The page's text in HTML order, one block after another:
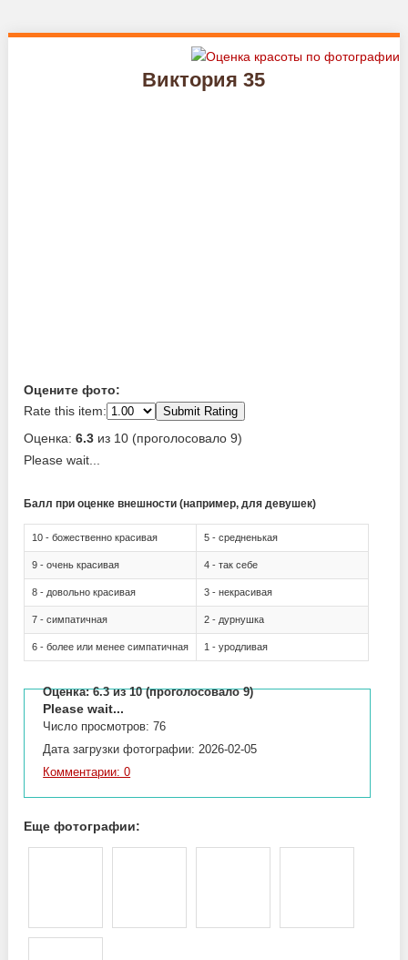
Виктория 35
Оцените фото:
Rate this item:
Submit Rating
Оценка:6.3 из 10 (проголосовало 9)
Please wait...
Балл при оценке внешности (например, для девушек)
10 - божественно красивая 5 - средненькая
9 - очень красивая 4 - так себе
8 - довольно красивая 3 - некрасивая
7 - симпатичная 2 - дурнушка
6 - более или менее симпатичная 1 - уродливая
Оценка:6.3из 10 (проголосовало 9)
Please wait...
Число просмотров: 76
Дата загрузки фотографии: 2026-02-05
Комментарии: 0
Еще фотографии: